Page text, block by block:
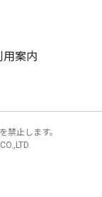
用案内
禁止します。